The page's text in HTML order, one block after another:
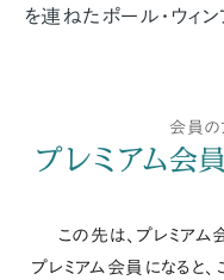
を連ねたポール・ウィン
会員の
プレミアム会
この先は、プレミアム
プレミアム会員になると